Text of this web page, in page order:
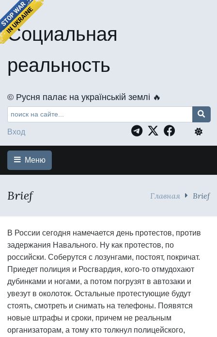
Социальная
реальность
©️ Русня палає на українській землі 🔥
Вход
Меню
Brief Главная Brief
В России сегодня намечается день протестов, против
задержания Навального. Ну как протестов, по
российски. Соберутся с лозунгами, постоят, покричат.
Приедет полиция и Росгвардия, кого-то отмудохают
дубинками и ногами, а потом погрузят в автозаки и
увезут в околоток. Остальные протестующие будут
стоять, смотреть и снимать на телефоны. Появятся
новые штрафы и сроки, причем не реальным
организаторам, а тому кто толкнул полицейского,